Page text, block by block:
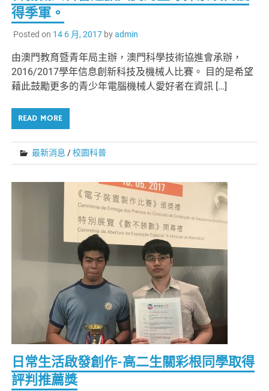
得季軍。
Posted on 14 6 月, 2017byadmin
由澳門教育暨青年局主辦，澳門科學技術協進會承辦，
2016/2017學年信息創新科技及機械人比賽。 目的是希望
藉此鼓勵更多的青少年電腦機械人愛好者在資訊 […]
READ MORE
最新消息 /校園科普
日常生活啟發創作-高二生關彩根同學取得
評判推薦獎